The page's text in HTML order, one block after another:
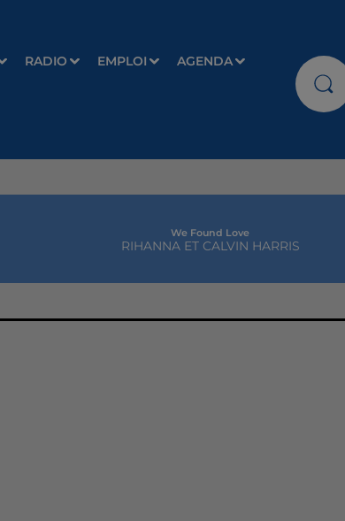
RADIO EMPLOI AGENDA
We Found Love
RIHANNA ET CALVIN HARRIS